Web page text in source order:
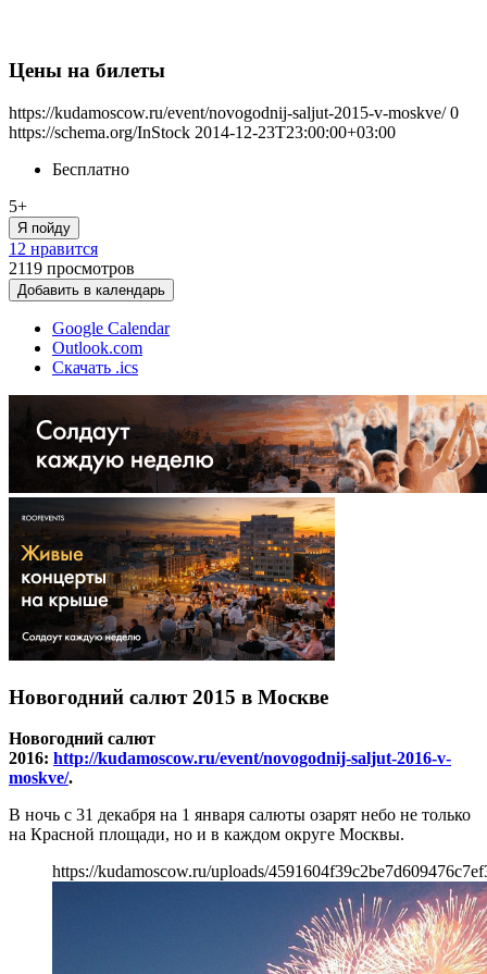
Цены на билеты
https://kudamoscow.ru/event/novogodnij-saljut-2015-v-moskve/ 0
https://schema.org/InStock 2014-12-23T23:00:00+03:00
Бесплатно
5+
Я пойду
12 нравится
2119 просмотров
Добавить в календарь
Google Calendar
Outlook.com
Скачать .ics
Новогодний салют 2015 в Москве
Новогодний салют
2016: http://kudamoscow.ru/event/novogodnij-saljut-2016-v-
moskve/.
В ночь с 31 декабря на 1 января салюты озарят небо не только
на Красной площади, но и в каждом округе Москвы.
https://kudamoscow.ru/uploads/